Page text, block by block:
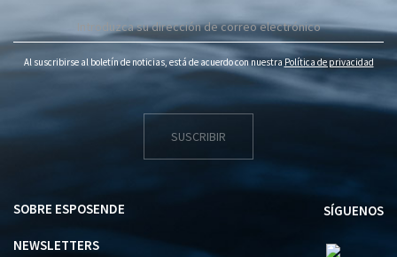
Al suscribirse al boletín de noticias, está de acuerdo con nuestra Política de privacidad
SUSCRIBIR
SOBRE ESPOSENDE
NEWSLETTERS
SÍGUENOS